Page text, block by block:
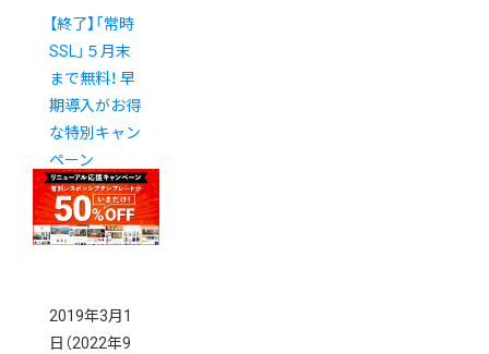
【終了】「常時
SSL」５月末
まで無料！ 早
期導入がお得
な特別キャン
ペーン
2019年3月1
日 （2022年9